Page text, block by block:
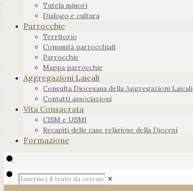
Tutela minori
Dialogo e cultura
Parrocchie
Territorio
Comunità parrocchiali
Parrocchie
Mappa parrocchie
Aggregazioni Laicali
Consulta Diocesana della Aggregazioni Laicali
Contatti associazioni
Vita Consacrata
CISM e USMI
Recapiti delle case religiose della Diocesi
Formazione
✕